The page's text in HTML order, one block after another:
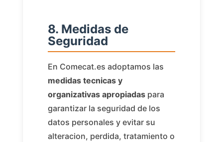
8. Medidas de
Seguridad
En Comecat.es adoptamos las
medidas tecnicas y
organizativas apropiadaspara
garantizar la seguridad de los
datos personales y evitar su
alteracion, perdida, tratamiento o